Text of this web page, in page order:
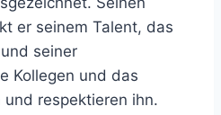
er seinem Talent, das
seiner
Kollegen und das
respektieren ihn.